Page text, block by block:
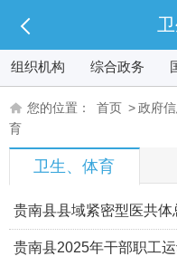
组织机构 综合政务
您的位置： 首页 >政府
育
卫生、体育
贵南县县域紧密型医共
制外工作人员的公告
贵南县2025年干部职工